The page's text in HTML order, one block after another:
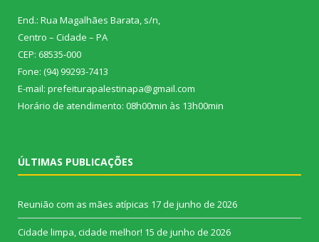
End.: Rua Magalhães Barata, s/n,
Centro – Cidade – PA
CEP: 68535-000
Fone: (94) 99293-7413
E-mail: prefeiturapalestinapa@gmail.com
Horário de atendimento: 08h00min às 13h00min
ÚLTIMAS PUBLICAÇÕES
Reunião com as mães atípicas 17 de junho de 2026
Cidade limpa, cidade melhor! 15 de junho de 2026